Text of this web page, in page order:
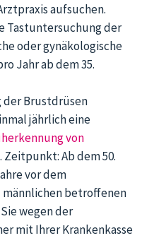
aufsuchen.
Tastuntersuchung der
oder gynäkologische
Jahr ab dem 35.
der Brustdrüsen
jährlich eine
von
Zeitpunkt: Ab dem 50.
vor dem
betroffenen
wegen der
mit Ihrer Krankenkasse